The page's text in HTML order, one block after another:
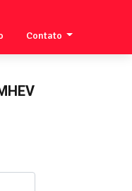
Contato